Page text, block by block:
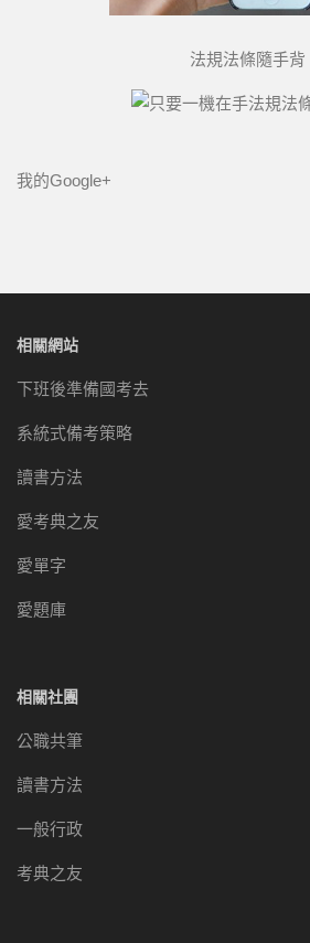
法規法條隨手背
我的Google+
相關網站
下班後準備國考去
系統式備考策略
讀書方法
愛考典之友
愛單字
愛題庫
相關社團
公職共筆
讀書方法
一般行政
考典之友